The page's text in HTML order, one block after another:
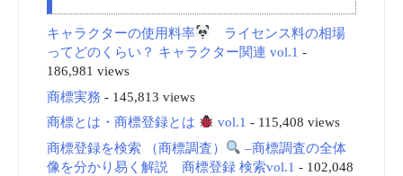
キャラクターの使用料率
ライセンス料の相場
ってどのくらい？ キャラクター関連 vol.1 -
186,981 views
商標実務 - 145,813 views
商標とは・商標登録とは
vol.1 - 115,408 views
商標登録を検索 （商標調査）
–商標調査の全体
像を分かり易く解説 商標登録 検索vol.1 - 102,048